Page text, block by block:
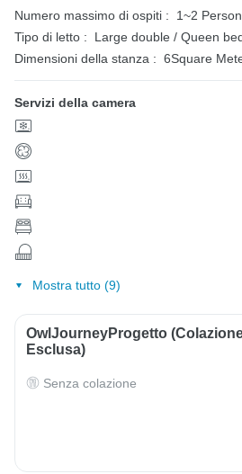
Numero massimo di ospiti :
1~2
Tipo di letto :
Large double / Queen
Dimensioni della stanza : 6Square
Servizi della camera
Mostra tutto (9)
OwlJourneyProgetto
Esclusa)
Senza colazione